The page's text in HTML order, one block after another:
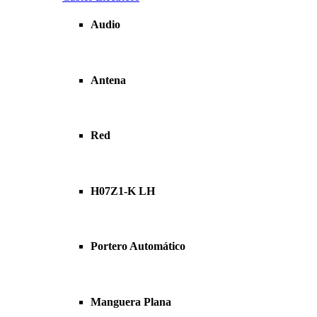
Audio
Antena
Red
H07Z1-K LH
Portero Automático
Manguera Plana